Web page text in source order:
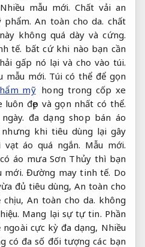
Nhiều mẫu mới. Chất vải an
phẩm. An toàn cho da. chất
không quá dày và cứng.
tế. bất cứ khi nào bạn cần
gấp nó lại và cho vào túi.
mẫu mới. Túi có thể để gọn
mỹ hong trong cốp xe
đẹp và gọn nhất có thể.
đa dạng shop bán áo
khi tiêu dùng lại gây
áo quá ngắn. Mẫu mới.
áo mưa Sơn Thủy thì bạn
mới. Đường may tinh tế. Do
đủ tiêu dùng, An toàn cho
chịu,An toàn cho da. không
Mang lại sự tự tin. Phần
cực kỳ đa dạng, Nhiều
có đa số đối tượng các bạn